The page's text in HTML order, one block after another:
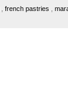
french pastries